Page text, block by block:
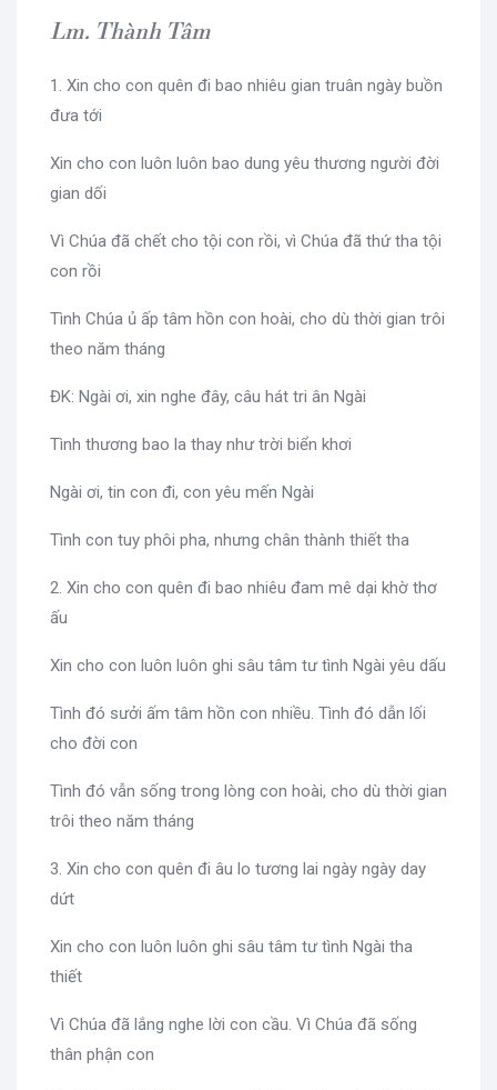
Lm. Thành Tâm
1. Xin cho con quên đi bao nhiêu gian truân ngày buồn
đưa tới
Xin cho con luôn luôn bao dung yêu thương người đời
gian dối
Vì Chúa đã chết cho tội con rồi, vì Chúa đã thứ tha tội
con rồi
Tình Chúa ủ ấp tâm hồn con hoài, cho dù thời gian trôi
theo năm tháng
ĐK: Ngài ơi, xin nghe đây, câu hát tri ân Ngài
Tình thương bao la thay như trời biển khơi
Ngài ơi, tin con đi, con yêu mến Ngài
Tình con tuy phôi pha, nhưng chân thành thiết tha
2. Xin cho con quên đi bao nhiêu đam mê dại khờ thơ
ấu
Xin cho con luôn luôn ghi sâu tâm tư tình Ngài yêu dấu
Tình đó sưởi ấm tâm hồn con nhiều. Tình đó dẫn lối
cho đời con
Tình đó vẫn sống trong lòng con hoài, cho dù thời gian
trôi theo năm tháng
3. Xin cho con quên đi âu lo tương lai ngày ngày day
dứt
Xin cho con luôn luôn ghi sâu tâm tư tình Ngài tha
thiết
Vì Chúa đã lắng nghe lời con cầu. Vì Chúa đã sống
thân phận con